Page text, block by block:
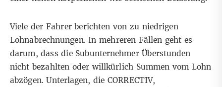
Viele der Fahrer berichten von zu niedrigen
Lohnabrechnungen. In mehreren Fällen geht es
darum, dass die Subunternehmer Überstunden
nicht bezahlten oder willkürlich Summen vom Lohn
abzögen. Unterlagen, die CORRECTIV,